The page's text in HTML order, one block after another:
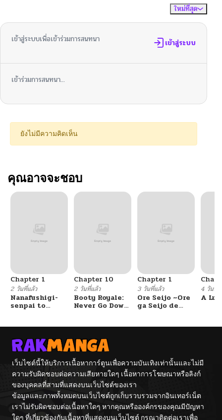
ใหม่ที่สุด
เข้าสู่ระบบเพื่อเข้าร่วมการสนทนา เข้าสู่ระบบ
เข้าร่วมการสนทนา...
ยังไม่มีความคิดเห็น
คุณอาจจะชอบ
Chapter 1
2 วันที่แล้ว
Nanafushigi-
senpai to
Chapter 10
2 วันที่แล้ว
Booty Royale:
Never Go Down
Chapter 1
3 วันที่แล้ว
Ore Seijo ~Ore
ga Seijo de
Tag Otome
4 วันที่
A
เว็บไซต์นี้ให้บริการเนื้อหาการ์ตูนเพื่อความบันเทิงเท่านั้นและไม่มี
ความรับผิดชอบต่อความเสียหายใดๆ เนื้อหาการโฆษณาหรือลิงก์
ของบุคคลที่สามที่แสดงบนเว็บไซต์ของเรา
ข้อมูลและภาพทั้งหมดบนเว็บไซต์ถูกเก็บรวบรวมจากอินเทอร์เน็ต
เราไม่รับผิดชอบต่อเนื้อหาใดๆ หากคุณหรือองค์กรของคุณมีปัญหา
ใดๆ ที่เกี่ยวข้องกับเนื้อหาที่แสดงบนเว็บไซต์ กรุณาติดต่อเราเพื่อ